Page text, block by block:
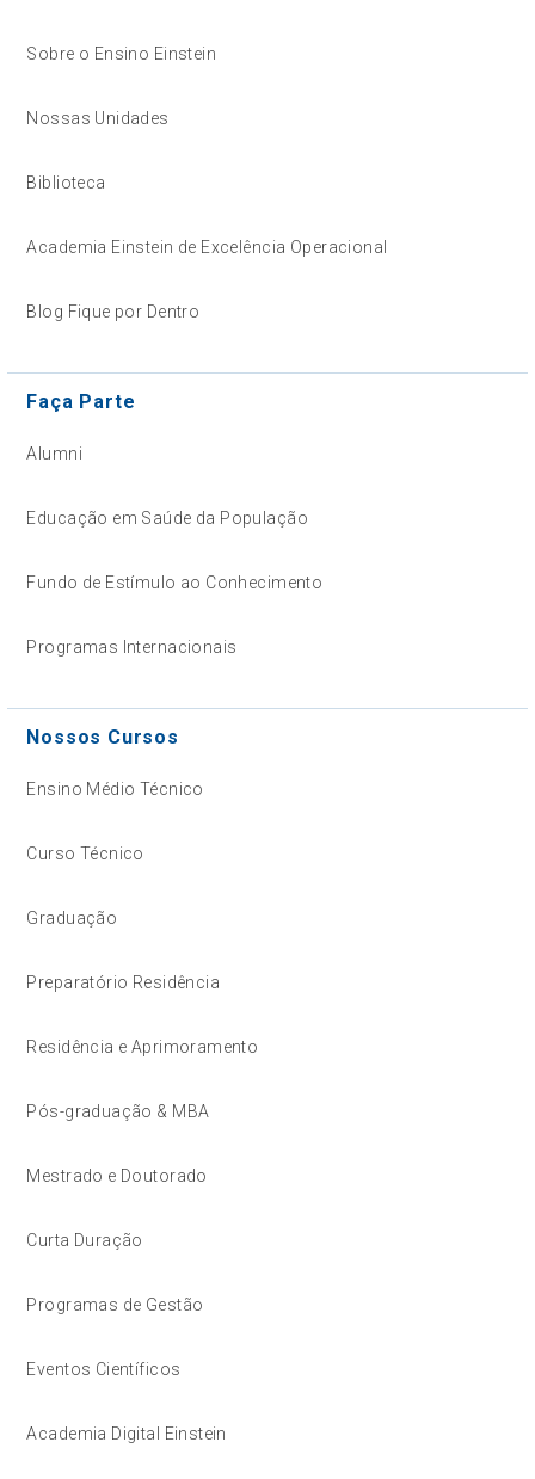
Sobre o Ensino Einstein
Nossas Unidades
Biblioteca
Academia Einstein de Excelência Operacional
Blog Fique por Dentro
Faça Parte
Alumni
Educação em Saúde da População
Fundo de Estímulo ao Conhecimento
Programas Internacionais
Nossos Cursos
Ensino Médio Técnico
Curso Técnico
Graduação
Preparatório Residência
Residência e Aprimoramento
Pós-graduação & MBA
Mestrado e Doutorado
Curta Duração
Programas de Gestão
Eventos Científicos
Academia Digital Einstein